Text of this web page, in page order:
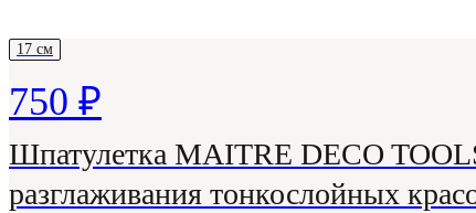
17 см
750 ₽
Шпатулетка MAITRE DECO
разглаживания тонкослойных